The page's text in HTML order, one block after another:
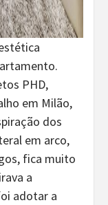
PHD,
em Milão,
dos
em arco,
fica muito
a
adotar a